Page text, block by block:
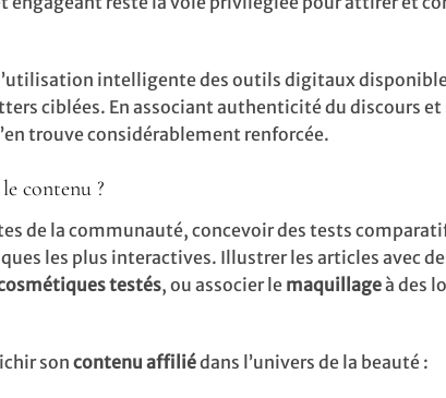
intelligente des outils digitaux
ciblées. En associant authenticité du discours et
trouve considérablement renforcée.
contenu ?
de la communauté, concevoir des tests
les plus interactives. Illustrer les articles avec
testés, ou associer le maquillageà des
son contenu affiliédans l’univers de la beauté :